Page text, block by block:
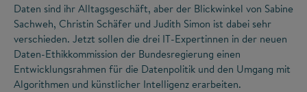
Daten sind ihr Alltagsgeschäft, aber der Blickwinkel von Sabine
Sachweh, Christin Schäfer und Judith Simon ist dabei sehr
verschieden. Jetzt sollen die drei IT-Expertinnen in der neuen
Daten-Ethikkommission der Bundesregierung einen
Entwicklungsrahmen für die Datenpolitik und den Umgang mit
Algorithmen und künstlicher Intelligenz erarbeiten.